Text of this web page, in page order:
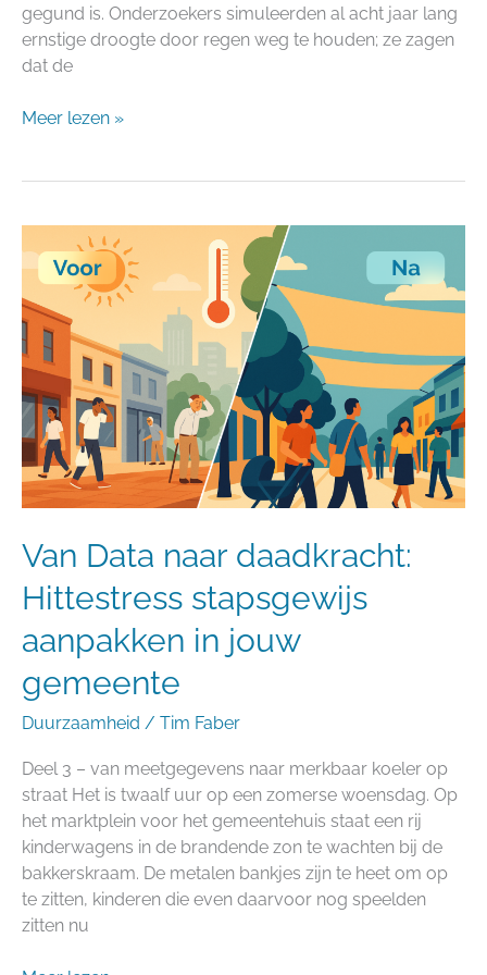
gegund is. Onderzoekers simuleerden al acht jaar lang
ernstige droogte door regen weg te houden; ze zagen
dat de
Meer lezen »
Van Data naar daadkracht:
Hittestress stapsgewijs
aanpakken in jouw
gemeente
Duurzaamheid / Tim Faber
Deel 3 – van meetgegevens naar merkbaar koeler op
straat Het is twaalf uur op een zomerse woensdag. Op
het marktplein voor het gemeentehuis staat een rij
kinderwagens in de brandende zon te wachten bij de
bakkerskraam. De metalen bankjes zijn te heet om op
te zitten, kinderen die even daarvoor nog speelden
zitten nu
Data
naar
daadkracht:
Hittestress
stapsgewijs
aanpakken
in
jouw
gemeente